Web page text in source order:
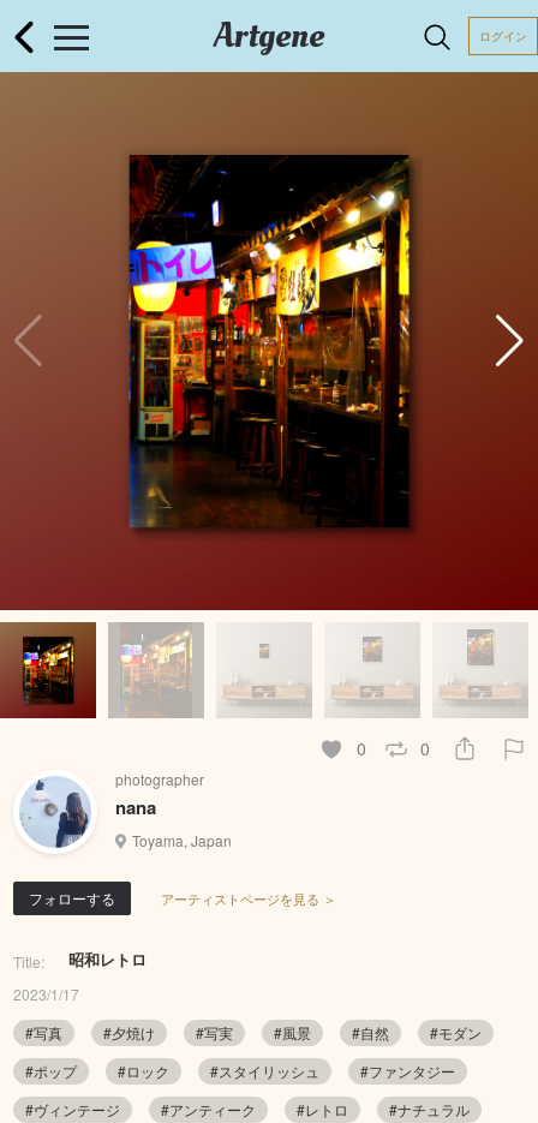
Artgene ログイン
0 0
photographer
nana
Toyama, Japan
フォローする アーティストページを見る ＞
Title: 昭和レトロ
2023/1/17
#写真
#夕焼け #写実 #風景 #自然
#モダン
#ポップ
#ロック #スタイリッシュ
#ファンタジー
#ヴィンテージ
#アンティーク #レトロ
#ナチュラル